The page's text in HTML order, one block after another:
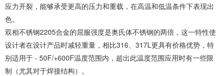
应力开裂，能够承受更高的压力和重载，在高温和低温条件下表现出
色。
双相不锈钢2205合金的屈服强度是奥氏体不锈钢的两倍，这一特性使
设计者在设计产品时减轻重量，相比316、317L更具有价格优势，特
别适用于 - 50F/+600F温度范围内，超出此温度范围应用时有一些限
制（尤其对于焊接结构）。